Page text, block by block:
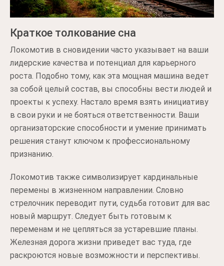
Краткое толкование сна
Локомотив в сновидении часто указывает на ваши
лидерские качества и потенциал для карьерного
роста. Подобно тому, как эта мощная машина ведет
за собой целый состав, вы способны вести людей и
проекты к успеху. Настало время взять инициативу
в свои руки и не бояться ответственности. Ваши
организаторские способности и умение принимать
решения станут ключом к профессиональному
признанию.
Локомотив также символизирует кардинальные
перемены в жизненном направлении. Словно
стрелочник переводит пути, судьба готовит для вас
новый маршрут. Следует быть готовым к
переменам и не цепляться за устаревшие планы.
Железная дорога жизни приведет вас туда, где
раскроются новые возможности и перспективы.